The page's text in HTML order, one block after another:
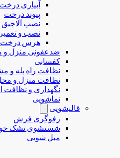
آبیاری
پیوند درخت
نصب آلاچیق
نصب و
هرس درخت
ضدعفونی منزل و
کفسابی
نظافت راه پله و
نظافت منزل و
نگهداری و نظافت
نماشویی
قالیشویی
رفوگری فرش
شستشوی تشک
مبل شویی